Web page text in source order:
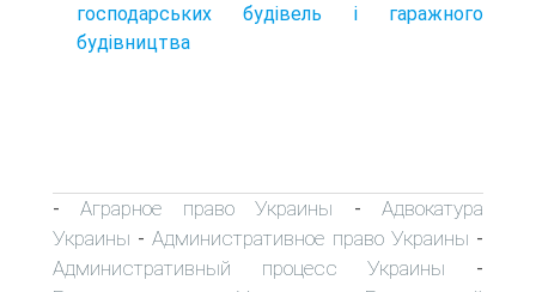
господарських будівель і гаражного
будівництва
-Аграрное право Украины -Адвокатура
Украины -Административное право Украины -
Административный процесс Украины -